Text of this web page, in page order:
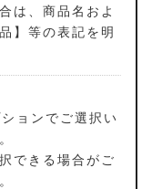
は、商品名およ
】等の表記を明
ョンでご選択い
できる場合がご